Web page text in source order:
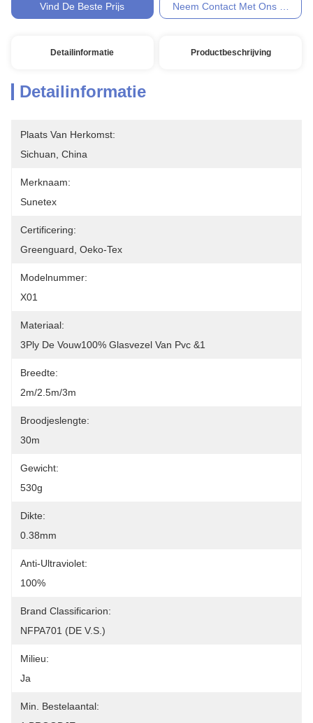
Vind De Beste Prijs Neem Contact Met Ons Op
Detailinformatie Productbeschrijving
Detailinformatie
Plaats Van Herkomst:
Sichuan, China
Merknaam:
Sunetex
Certificering:
Greenguard, Oeko-Tex
Modelnummer:
X01
Materiaal:
3Ply De Vouw100% Glasvezel Van Pvc &1
Breedte:
2m/2.5m/3m
Broodjeslengte:
30m
Gewicht:
530g
Dikte:
0.38mm
Anti-Ultraviolet:
100%
Brand Classificarion:
NFPA701 (DE V.S.)
Milieu:
Ja
Min. Bestelaantal: